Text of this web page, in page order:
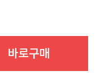
바로구매